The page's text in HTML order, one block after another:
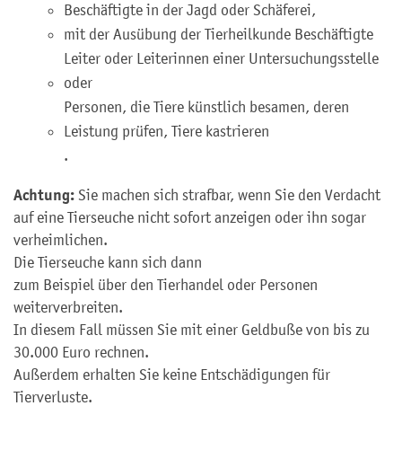
Beschäftigte in der Jagd oder Schäferei,
mit der Ausübung der Tierheilkunde Beschäftigte
Leiter oder Leiterinnen einer Untersuchungsstelle
oder
Personen, die Tiere künstlich besamen, deren
Leistung prüfen, Tiere kastrieren
.
Achtung: Sie machen sich strafbar, wenn Sie den Verdacht
auf eine Tierseuche nicht sofort anzeigen oder ihn sogar
verheimlichen.
Die Tierseuche kann sich dann
zum Beispiel über den Tierhandel oder Personen
weiterverbreiten.
In diesem Fall müssen Sie mit einer Geldbuße von bis zu
30.000 Euro rechnen.
Außerdem erhalten Sie keine Entschädigungen für
Tierverluste.